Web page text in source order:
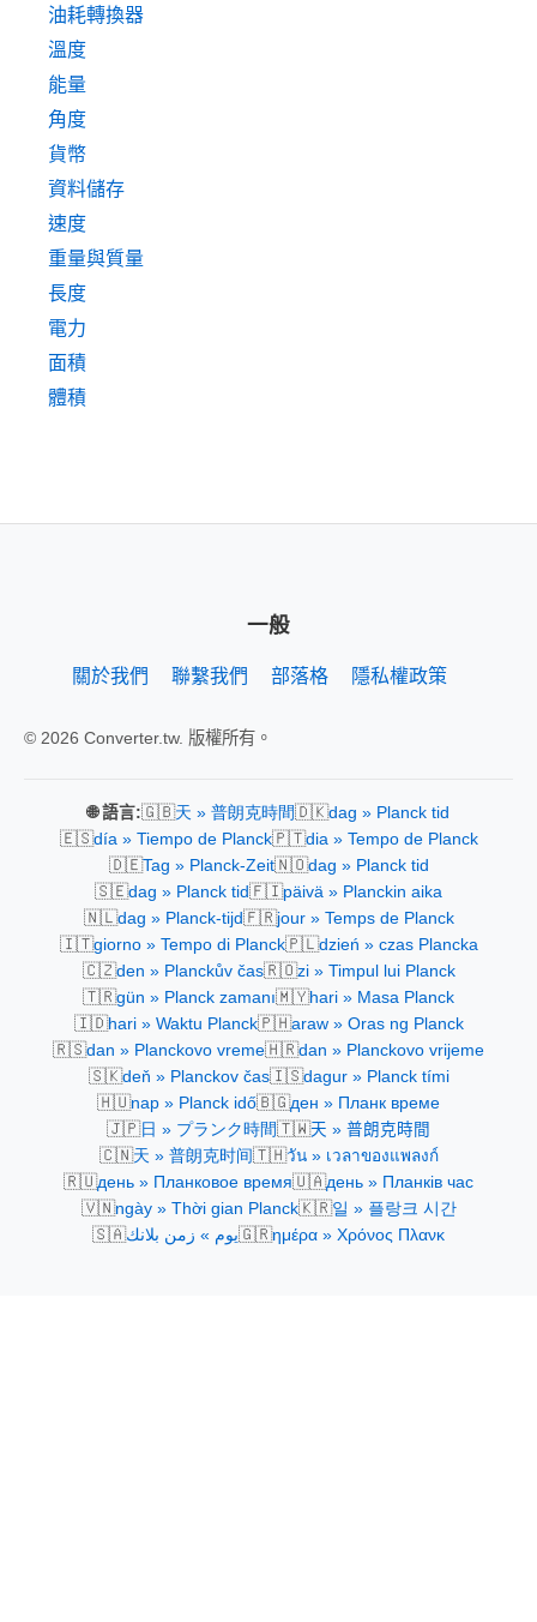
油耗轉換器
溫度
能量
角度
貨幣
資料儲存
速度
重量與質量
長度
電力
面積
體積
一般
關於我們 聯繫我們 部落格 隱私權政策
© 2026 Converter.tw. 版權所有。
🌐 語言:🇬🇧天 » 普朗克時間🇩🇰dag » Planck tid
🇪🇸día » Tiempo de Planck🇵🇹dia » Tempo de Planck
🇩🇪Tag » Planck-Zeit🇳🇴dag » Planck tid
🇸🇪dag » Planck tid🇫🇮päivä » Planckin aika
🇳🇱dag » Planck-tijd🇫🇷jour » Temps de Planck
🇮🇹giorno » Tempo di Planck🇵🇱dzień » czas Plancka
🇨🇿den » Planckův čas🇷🇴zi » Timpul lui Planck
🇹🇷gün » Planck zamanı🇲🇾hari » Masa Planck
🇮🇩hari » Waktu Planck🇵🇭araw » Oras ng Planck
🇷🇸dan » Planckovo vreme🇭🇷dan » Planckovo vrijeme
🇸🇰deň » Planckov čas🇮🇸dagur » Planck tími
🇭🇺nap » Planck idő🇧🇬ден » Планк време
🇯🇵日 » プランク時間🇹🇼天 » 普朗克時間
🇨🇳天 » 普朗克时间🇹🇭วัน » เวลาของแพลงก์
🇷🇺день » Планковое время🇺🇦день » Планків час
🇻🇳ngày » Thời gian Planck🇰🇷일 » 플랑크 시간
🇸🇦يوم » زمن بلانك🇬🇷ημέρα » Χρόνος Πλανκ